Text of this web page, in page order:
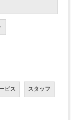
ビス スタッフ